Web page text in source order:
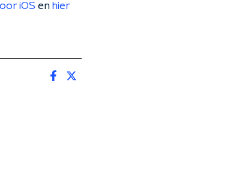
iOS en hier